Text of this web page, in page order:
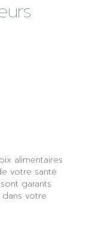
alimentaires
votre santé
garants
votre